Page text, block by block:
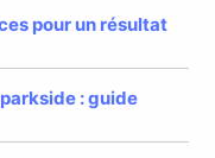
pour un résultat
: guide